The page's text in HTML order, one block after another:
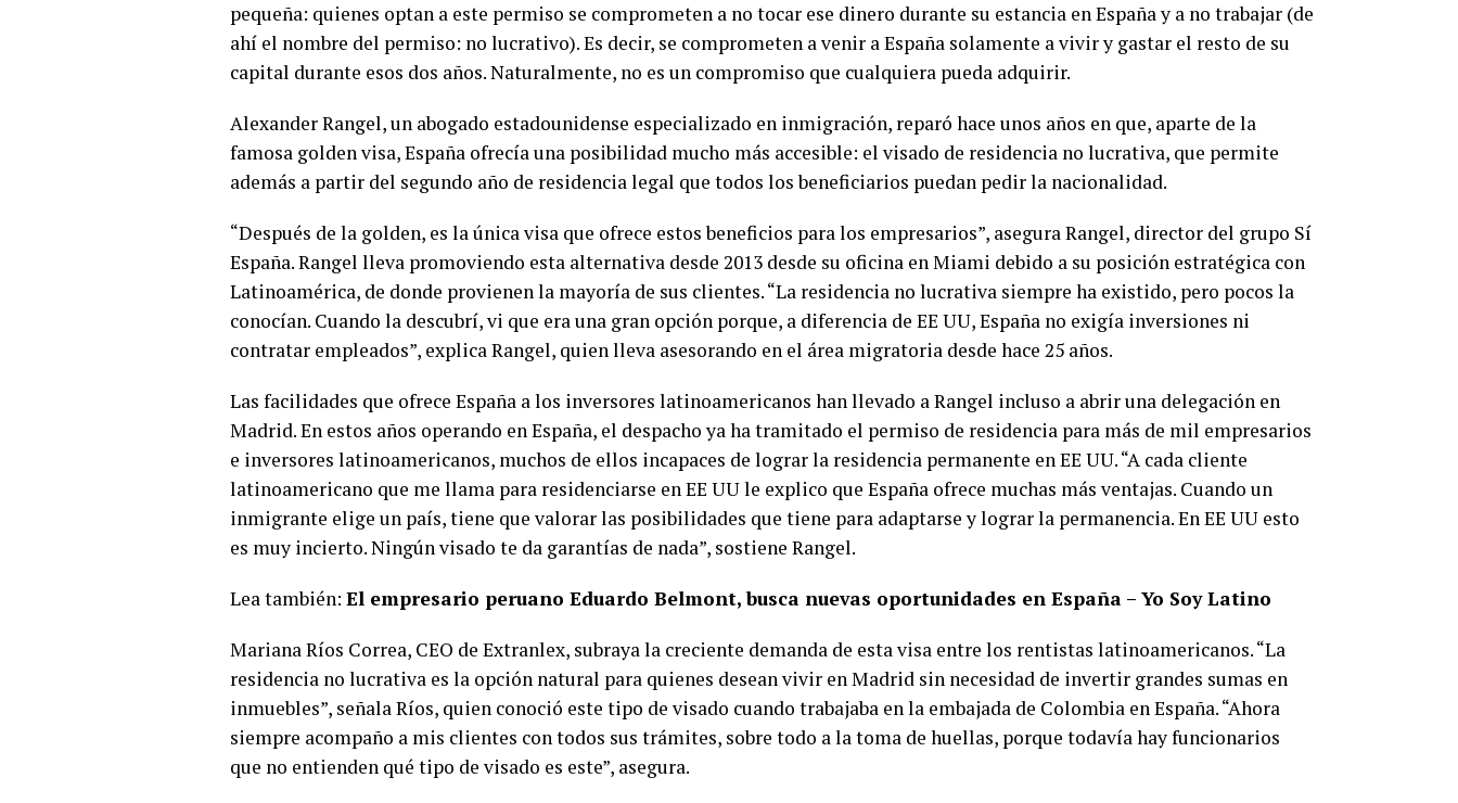
pequeña: quienes optan a este permiso se comprometen a no tocar ese dinero durante su estancia en España y a no trabajar (de
ahí el nombre del permiso: no lucrativo). Es decir, se comprometen a venir a España solamente a vivir y gastar el resto de su
capital durante esos dos años. Naturalmente, no es un compromiso que cualquiera pueda adquirir.
Alexander Rangel, un abogado estadounidense especializado en inmigración, reparó hace unos años en que, aparte de la
famosa golden visa, España ofrecía una posibilidad mucho más accesible: el visado de residencia no lucrativa, que permite
además a partir del segundo año de residencia legal que todos los beneficiarios puedan pedir la nacionalidad.
“Después de la golden, es la única visa que ofrece estos beneficios para los empresarios”, asegura Rangel, director del grupo Sí
España. Rangel lleva promoviendo esta alternativa desde 2013 desde su oficina en Miami debido a su posición estratégica con
Latinoamérica, de donde provienen la mayoría de sus clientes. “La residencia no lucrativa siempre ha existido, pero pocos la
conocían. Cuando la descubrí, vi que era una gran opción porque, a diferencia de EE UU, España no exigía inversiones ni
contratar empleados”, explica Rangel, quien lleva asesorando en el área migratoria desde hace 25 años.
Las facilidades que ofrece España a los inversores latinoamericanos han llevado a Rangel incluso a abrir una delegación en
Madrid. En estos años operando en España, el despacho ya ha tramitado el permiso de residencia para más de mil empresarios
e inversores latinoamericanos, muchos de ellos incapaces de lograr la residencia permanente en EE UU. “A cada cliente
latinoamericano que me llama para residenciarse en EE UU le explico que España ofrece muchas más ventajas. Cuando un
inmigrante elige un país, tiene que valorar las posibilidades que tiene para adaptarse y lograr la permanencia. En EE UU esto
es muy incierto. Ningún visado te da garantías de nada”, sostiene Rangel.
Lea también: El empresario peruano Eduardo Belmont, busca nuevas oportunidades en España – Yo Soy Latino
Mariana Ríos Correa, CEO de Extranlex, subraya la creciente demanda de esta visa entre los rentistas latinoamericanos. “La
residencia no lucrativa es la opción natural para quienes desean vivir en Madrid sin necesidad de invertir grandes sumas en
inmuebles”, señala Ríos, quien conoció este tipo de visado cuando trabajaba en la embajada de Colombia en España. “Ahora
siempre acompaño a mis clientes con todos sus trámites, sobre todo a la toma de huellas, porque todavía hay funcionarios
que no entienden qué tipo de visado es este”, asegura.